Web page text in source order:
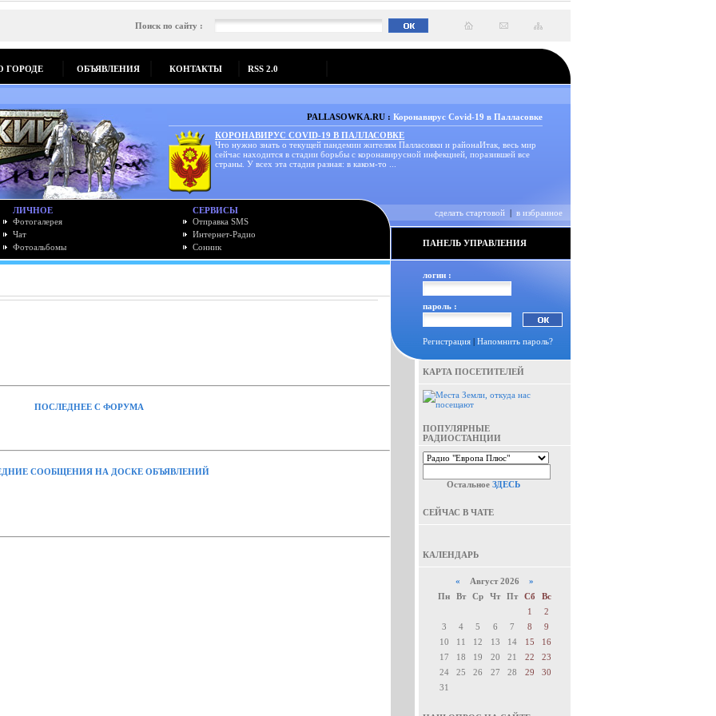
Поиск по сайту :
ГОРОДЕ ОБЪЯВЛЕНИЯ КОНТАКТЫ RSS 2.0
PALLASOWKA.RU : Коронавирус Covid-19 в Палласовке
КОРОНАВИРУС COVID-19 В ПАЛЛАСОВКЕ
Что нужно знать о текущей пандемии жителям Палласовки и районаИтак, весь мир
сейчас находится в стадии борьбы с коронавирусной инфекцией, поразившей все
страны. У всех эта стадия разная: в каком-то ...
ЛИЧНОЕ
Фотогалерея
Чат
Фотоальбомы
СЕРВИСЫ
Отправка SMS
Интернет-Радио
Сонник
сделать стартовой | в избранное
ПАНЕЛЬ УПРАВЛЕНИЯ
ПОСЛЕДНЕЕ С ФОРУМА
СООБЩЕНИЯ НА ДОСКЕ ОБЪЯВЛЕНИЙ
логин :
пароль :
Регистрация | Напомнить пароль?
КАРТА ПОСЕТИТЕЛЕЙ
ПОПУЛЯРНЫЕ
РАДИОСТАНЦИИ
Остальное ЗДЕСЬ
СЕЙЧАС В ЧАТЕ
КАЛЕНДАРЬ
« Август 2026 »
Пн
Вт Ср Чт Пт Сб
Вс
1
2
3
4 5 6 7 8
9
10
11 12 13 14 15
16
17
18 19 20 21 22
23
24
25 26 27 28 29
30
31